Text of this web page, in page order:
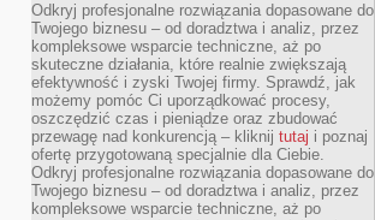
Odkryj profesjonalne rozwiązania dopasowane do
Twojego biznesu – od doradztwa i analiz, przez
kompleksowe wsparcie techniczne, aż po
skuteczne działania, które realnie zwiększają
efektywność i zyski Twojej firmy. Sprawdź, jak
możemy pomóc Ci uporządkować procesy,
oszczędzić czas i pieniądze oraz zbudować
przewagę nad konkurencją – kliknij tutaj i poznaj
ofertę przygotowaną specjalnie dla Ciebie.
Odkryj profesjonalne rozwiązania dopasowane do
Twojego biznesu – od doradztwa i analiz, przez
kompleksowe wsparcie techniczne, aż po